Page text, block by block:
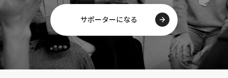
サポーターになる